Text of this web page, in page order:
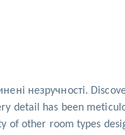
незручності.
detail has been
of other room types